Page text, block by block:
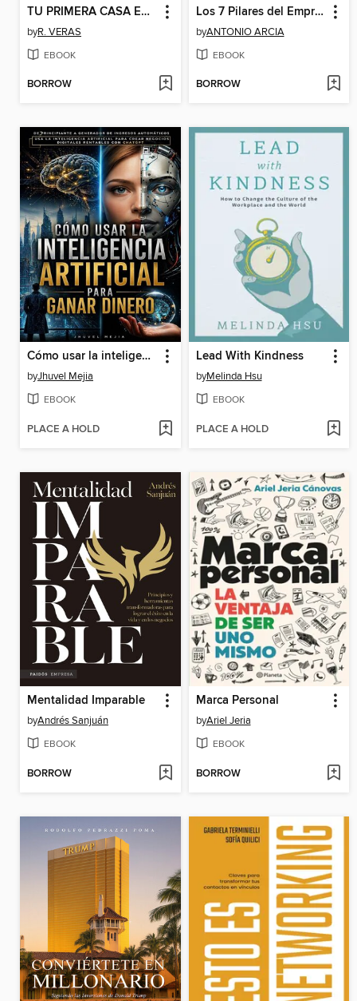
TU PRIMERA CASA EN ESTADOS UNIDOS
byR. VERAS
EBOOK
BORROW
Los 7 Pilares del Empresario Digital
byANTONIO ARCIA
EBOOK
BORROW
Cómo usar la inteligencia artificial para ganar dinero
byJhuvel Mejia
EBOOK
PLACE A HOLD
Lead With Kindness
byMelinda Hsu
EBOOK
PLACE A HOLD
Mentalidad Imparable
byAndrés Sanjuán
EBOOK
BORROW
Marca Personal
byAriel Jeria
EBOOK
BORROW